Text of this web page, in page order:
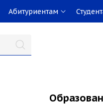
Абитуриентам